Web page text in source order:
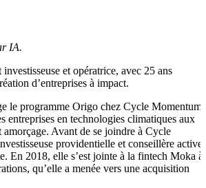
IA.
et opératrice, avec 25 ans
d’entreprises à impact.
le programme Origo chez Cycle Momentum,
entreprises en technologies climatiques aux
amorçage. Avant de se joindre à Cycle
providentielle et conseillère active
En 2018, elle s’est jointe à la fintech Moka à
qu’elle a menée vers une acquisition